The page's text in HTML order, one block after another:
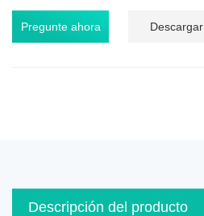
Pregunte ahora Descargar
Descripción del producto